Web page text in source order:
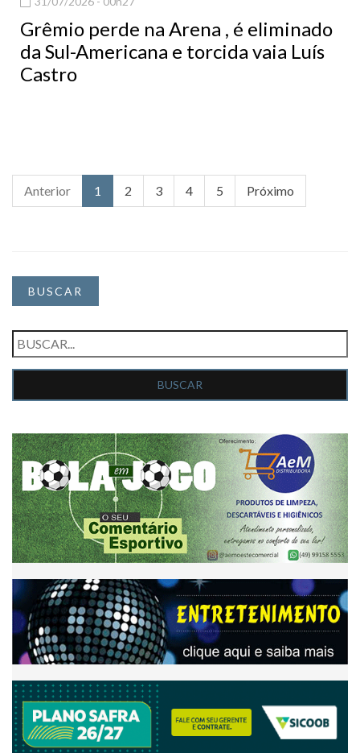
Grêmio perde na Arena , é eliminado
da Sul-Americana e torcida vaia Luís
Castro
Anterior 1 2 3 4 5 Próximo
BUSCAR